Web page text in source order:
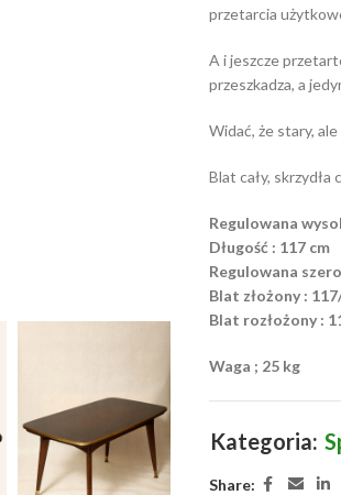
przetarcia
A i jeszcze
przeszkadza, a
Widać, że stary,
Blat cały,
Regulowana
Długość : 117 cm
Regulowana
Blat złożony :
Blat rozłożony :
Waga ; 25 kg
Kategoria:
Share: